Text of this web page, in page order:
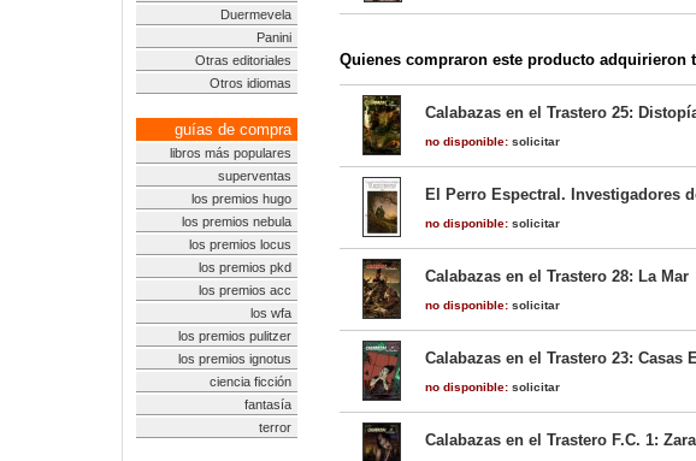
Duermevela
Panini
Otras editoriales
Otros idiomas
guías de compra
libros más populares
superventas
los premios hugo
los premios nebula
los premios locus
los premios pkd
los premios acc
los wfa
los premios pulitzer
los premios ignotus
ciencia ficción
fantasía
terror
Quienes compraron este producto adquirieron
Calabazas en el Trastero 25:
no disponible: solicitar
El Perro Espectral. Investigadores
no disponible: solicitar
Calabazas en el Trastero 28: La Mar
no disponible: solicitar
Calabazas en el Trastero 23: Casas
no disponible: solicitar
Calabazas en el Trastero F.C. 1: